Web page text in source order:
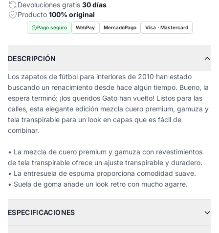
Devoluciones gratis 30 días
Producto 100% original
Pago seguro WebPay MercadoPago Visa · Mastercard
DESCRIPCIÓN
Los zapatos de fútbol para interiores de 2010 han estado
buscando un renacimiento desde hace algún tiempo. Bueno, la
espera terminó: ¡los queridos Gato han vuelto! Listos para las
calles, esta elegante edición mezcla cuero premium, gamuza y
tela transpirable para un look en capas que es fácil de
combinar.
• La mezcla de cuero premium y gamuza con revestimientos
de tela transpirable ofrece un ajuste transpirable y duradero.
• La entresuela de espuma proporciona comodidad suave.
• Suela de goma añade un look retro con mucho agarre.
ESPECIFICACIONES